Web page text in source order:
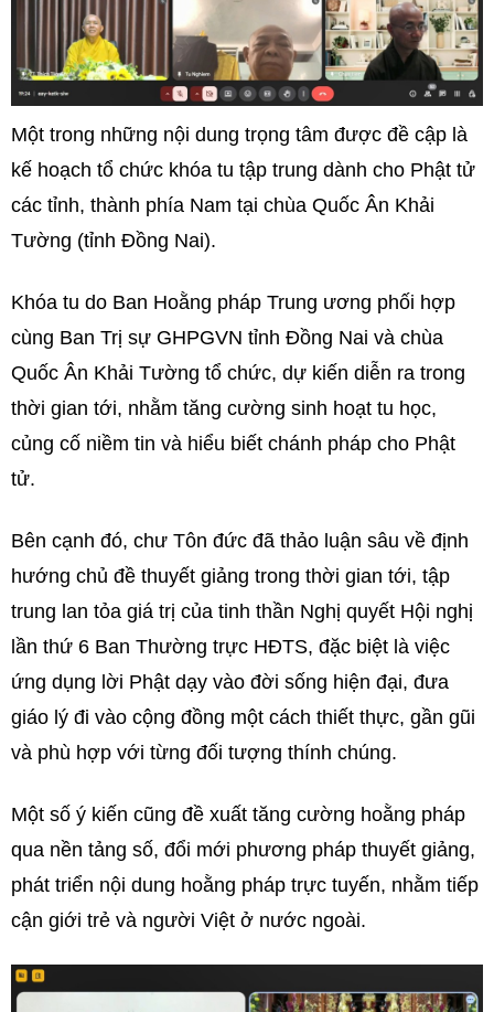
Một trong những nội dung trọng tâm được đề cập là
kế hoạch tổ chức khóa tu tập trung dành cho Phật tử
các tỉnh, thành phía Nam tại chùa Quốc Ân Khải
Tường (tỉnh Đồng Nai).
Khóa tu do Ban Hoằng pháp Trung ương phối hợp
cùng Ban Trị sự GHPGVN tỉnh Đồng Nai và chùa
Quốc Ân Khải Tường tổ chức, dự kiến diễn ra trong
thời gian tới, nhằm tăng cường sinh hoạt tu học,
củng cố niềm tin và hiểu biết chánh pháp cho Phật
tử.
Bên cạnh đó, chư Tôn đức đã thảo luận sâu về định
hướng chủ đề thuyết giảng trong thời gian tới, tập
trung lan tỏa giá trị của tinh thần Nghị quyết Hội nghị
lần thứ 6 Ban Thường trực HĐTS, đặc biệt là việc
ứng dụng lời Phật dạy vào đời sống hiện đại, đưa
giáo lý đi vào cộng đồng một cách thiết thực, gần gũi
và phù hợp với từng đối tượng thính chúng.
Một số ý kiến cũng đề xuất tăng cường hoằng pháp
qua nền tảng số, đổi mới phương pháp thuyết giảng,
phát triển nội dung hoằng pháp trực tuyến, nhằm tiếp
cận giới trẻ và người Việt ở nước ngoài.